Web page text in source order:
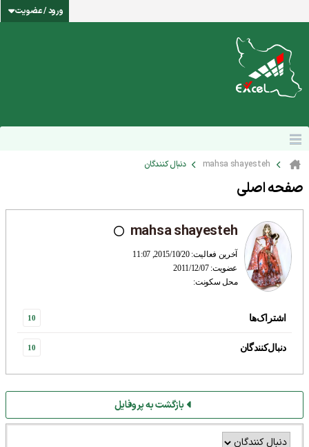
ورود / عضویت
mahsa shayesteh دنبال کنندگان
صفحه اصلی
mahsa shayesteh
آخرین فعالیت: 2015/10/20, 11:07
عضویت: 2011/12/07
محل سکونت:
اشتراک‌ها 10
دنبال‌کنندگان 10
بازگشت به پروفایل